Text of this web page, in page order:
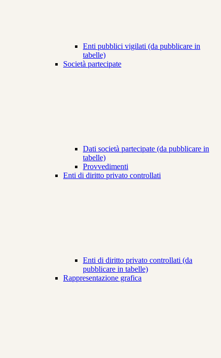
Enti pubblici vigilati (da pubblicare in
tabelle)
Società partecipate
Dati società partecipate (da pubblicare in
tabelle)
Provvedimenti
Enti di diritto privato controllati
Enti di diritto privato controllati (da
pubblicare in tabelle)
Rappresentazione grafica